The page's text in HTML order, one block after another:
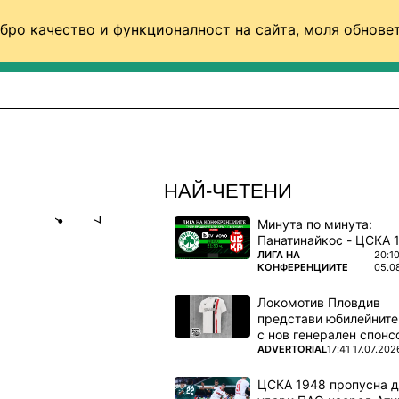
качество и функционалност на сайта, моля
НАЙ-ЧЕТЕНИ
Минута по минута:
ПОВЕЧЕ ОТ
ЛИГА НА
КОНФЕРЕНЦИИТЕ
20:10
Локомотив Пловдив
представи
с нов генерален
ПОВЕЧЕ ОТ
ADVERTORIAL17:41
ЦСКА 1948 пропусна